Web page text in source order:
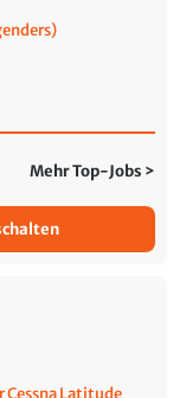
Mehr Top-Jobs >